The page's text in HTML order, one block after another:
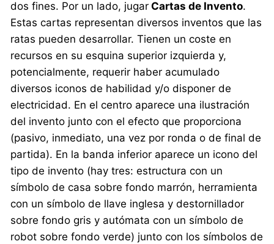
dos fines. Por un lado, jugar Cartas de Invento.
Estas cartas representan diversos inventos que las
ratas pueden desarrollar. Tienen un coste en
recursos en su esquina superior izquierda y,
potencialmente, requerir haber acumulado
diversos iconos de habilidad y/o disponer de
electricidad. En el centro aparece una ilustración
del invento junto con el efecto que proporciona
(pasivo, inmediato, una vez por ronda o de final de
partida). En la banda inferior aparece un icono del
tipo de invento (hay tres: estructura con un
símbolo de casa sobre fondo marrón, herramienta
con un símbolo de llave inglesa y destornillador
sobre fondo gris y autómata con un símbolo de
robot sobre fondo verde) junto con los símbolos de